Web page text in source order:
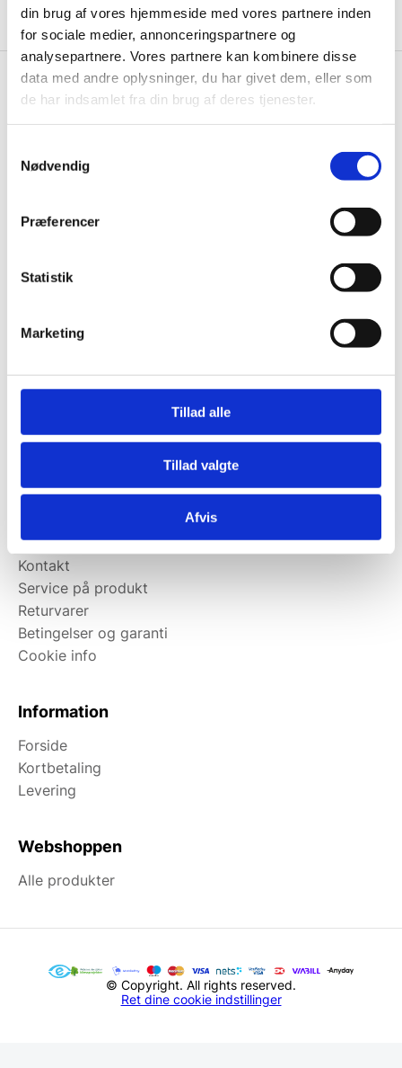
din brug af vores hjemmeside med vores partnere inden
for sociale medier, annonceringspartnere og
analysepartnere. Vores partnere kan kombinere disse
data med andre oplysninger, du har givet dem, eller som
de har indsamlet fra din brug af deres tjenester.
Nødvendig
Præferencer
Statistik
Marketing
Tillad alle
Tillad valgte
Afvis
Wallshop.dk
Gastrobutikken ApS
7430 Ikast
Telefon træffetid:
Mandag til torsdag: 10:00 – 14:00.
Afhentning muligt
man-torsdag fra 08:00-16:00.
Fredag 08:00-13.00
Kundeservice
Kontakt
Service på produkt
Returvarer
Betingelser og garanti
Cookie info
Information
Forside
Kortbetaling
Levering
Webshoppen
Alle produkter
© Copyright. All rights reserved.
Ret dine cookie indstillinger